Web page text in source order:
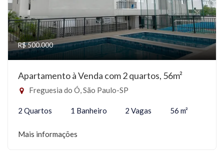
R$ 500.000
Apartamento à Venda com 2 quartos, 56m²
Freguesia do Ó, São Paulo-SP
2 Quartos 1 Banheiro 2 Vagas 56 m²
Mais informações